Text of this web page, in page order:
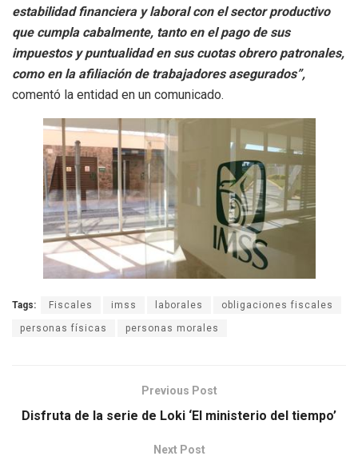
estabilidad financiera y laboral con el sector productivo
que cumpla cabalmente, tanto en el pago de sus
impuestos y puntualidad en sus cuotas obrero patronales,
como en la afiliación de trabajadores asegurados”,
comentó la entidad en un comunicado.
Tags: Fiscales imss laborales obligaciones fiscales
personas físicas personas morales
Previous Post
Disfruta de la serie de Loki ‘El ministerio del tiempo’
Next Post